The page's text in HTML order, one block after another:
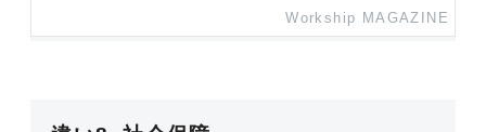
Workship MAGAZINE